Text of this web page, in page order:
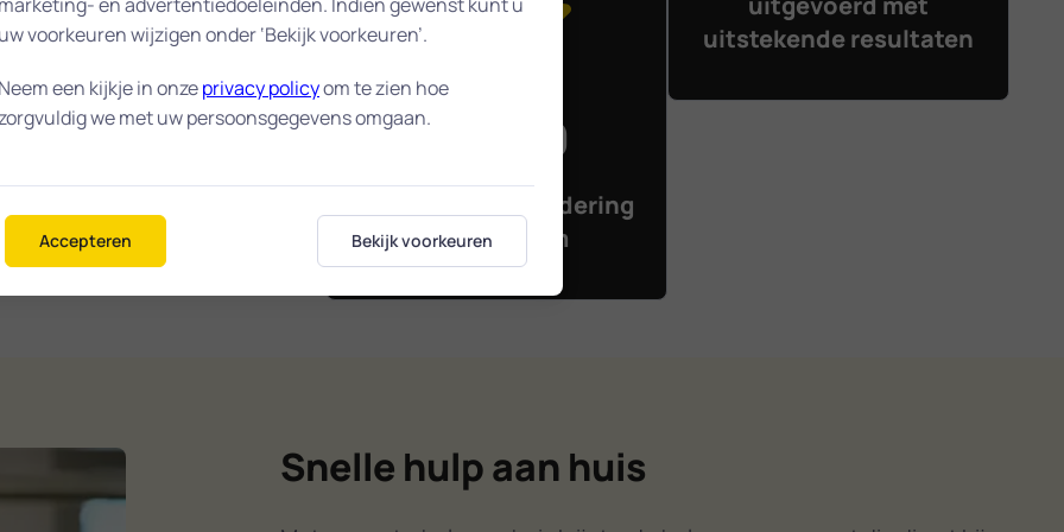
dat we snel ter
mogelijk wordt
Heeft u een
helpen wij u
10 / 10
gemiddelde waardering
in Schiedam
uitstekende resultaten
Snelle hulp aan huis
uw voorkeuren wijzigen onder ‘Bekijk voorkeuren’.
Neem een kijkje in onzeprivacy policyom te zien hoe
we met uw persoonsgegevens omgaan.
Accepteren Bekijk voorkeuren